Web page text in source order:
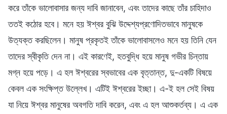
করে তাঁকে ভালোবাসার জন্য দাবি জানাবেন, এবং তাদের কাছে তাঁর চাহিদাও
ততই কঠোর হবে। মনে হয় ঈশ্বর বুঝি উদ্দেশ্যপ্রণোদিতভাবে মানুষকে
উত্যক্ত করছিলেন। মানুষ প্রকৃতই তাঁকে ভালোবাসলেও মনে হয় তিনি যেন
তাদের স্বীকৃতি দেন না। এই কারণেই, হতবুদ্ধি হয়ে মানুষ গভীর চিন্তায়
মগ্ন হয়ে পড়ে। এ হল ঈশ্বরের স্বভাবের এক বৃত্তান্ত, দু-একটি বিষয়ে
কেবল এক সংক্ষিপ্ত উল্লেখ। এটিই ঈশ্বরের ইচ্ছা। এ-ই হল সেই বিষয়
যা নিয়ে ঈশ্বর মানুষের অবগতি দাবি করেন, এবং এ হল আশুকর্তব্য। এ এক